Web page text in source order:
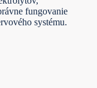
fungovanie
systému.